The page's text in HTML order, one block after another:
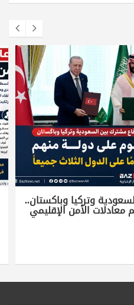
وتركيا وباكستان..
الأمن الإقليمي